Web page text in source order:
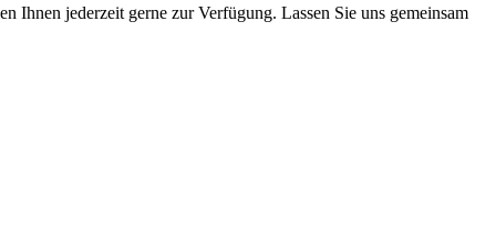
Ihnen jederzeit gerne zur Verfügung. Lassen Sie uns gemeinsam